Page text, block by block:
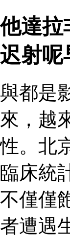
他達拉
迟射呢
與都是
來，越
性。北
臨床統
不僅僅
者遭遇